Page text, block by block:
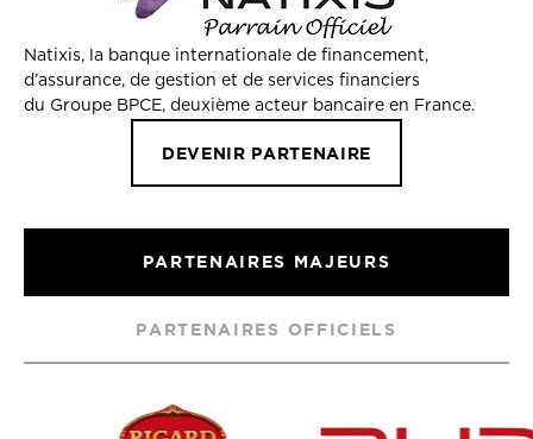
Natixis, la banque internationale de financement,
d’assurance, de gestion et de services financiers
du Groupe BPCE, deuxième acteur bancaire en France.
DEVENIR PARTENAIRE
PARTENAIRES MAJEURS
PARTENAIRES OFFICIELS